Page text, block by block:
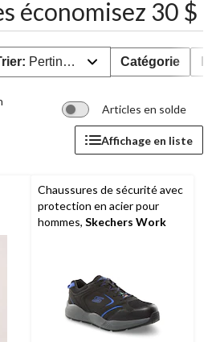
économisez 30 $
Pertinence Catégorie
Articles en solde
Affichage en liste
Chaussures de sécurité avec
protection en acier pour
hommes, Skechers Work